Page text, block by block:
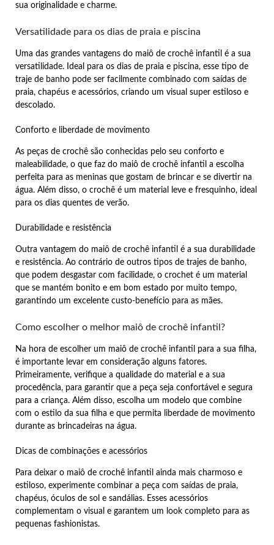
sua originalidade e charme.
Versatilidade para os dias de praia e piscina
Uma das grandes vantagens do maiô de crochê infantil é a sua
versatilidade. Ideal para os dias de praia e piscina, esse tipo de
traje de banho pode ser facilmente combinado com saídas de
praia, chapéus e acessórios, criando um visual super estiloso e
descolado.
Conforto e liberdade de movimento
As peças de crochê são conhecidas pelo seu conforto e
maleabilidade, o que faz do maiô de crochê infantil a escolha
perfeita para as meninas que gostam de brincar e se divertir na
água. Além disso, o crochê é um material leve e fresquinho, ideal
para os dias quentes de verão.
Durabilidade e resistência
Outra vantagem do maiô de crochê infantil é a sua durabilidade
e resistência. Ao contrário de outros tipos de trajes de banho,
que podem desgastar com facilidade, o crochet é um material
que se mantém bonito e em bom estado por muito tempo,
garantindo um excelente custo-benefício para as mães.
Como escolher o melhor maiô de crochê infantil?
Na hora de escolher um maiô de crochê infantil para a sua filha,
é importante levar em consideração alguns fatores.
Primeiramente, verifique a qualidade do material e a sua
procedência, para garantir que a peça seja confortável e segura
para a criança. Além disso, escolha um modelo que combine
com o estilo da sua filha e que permita liberdade de movimento
durante as brincadeiras na água.
Dicas de combinações e acessórios
Para deixar o maiô de crochê infantil ainda mais charmoso e
estiloso, experimente combinar a peça com saídas de praia,
chapéus, óculos de sol e sandálias. Esses acessórios
complementam o visual e garantem um look completo para as
pequenas fashionistas.